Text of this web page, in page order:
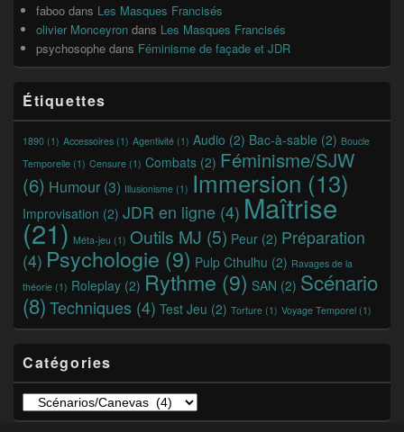
faboo dans Les Masques Francisés
olivier Monceyron dans Les Masques Francisés
psychosophe dans Féminisme de façade et JDR
Étiquettes
1890 (1) Accessoires (1) Agentivité (1) Audio (2) Bac-à-sable (2) Boucle
Temporelle (1) Censure (1) Combats (2) Féminisme/SJW
(6) Humour (3) Illusionisme (1) Immersion (13)
Improvisation (2) JDR en ligne (4) Maîtrise
(21) Méta-jeu (1) Outils MJ (5) Peur (2) Préparation
(4) Psychologie (9) Pulp Cthulhu (2) Ravages de la
théorie (1) Roleplay (2) Rythme (9) SAN (2) Scénario
(8) Techniques (4) Test Jeu (2) Torture (1) Voyage Temporel (1)
Catégories
Catégories